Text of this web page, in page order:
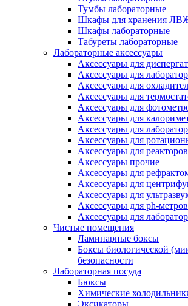
Тумбы лабораторные
Шкафы для хранения
Шкафы лабораторные
Табуреты лабораторные
Лабораторные аксессуары
Аксессуары для
Аксессуары для
Аксессуары для
Аксессуары для
Аксессуары для
Аксессуары для
Аксессуары для
Аксессуары для
Аксессуары для
Аксессуары прочие
Аксессуары для
Аксессуары для
Аксессуары для
Аксессуары для ph-метров
Аксессуары для
Чистые помещения
Ламинарные боксы
Боксы биологической
безопасности
Лабораторная посуда
Бюксы
Химические
Эксикаторы